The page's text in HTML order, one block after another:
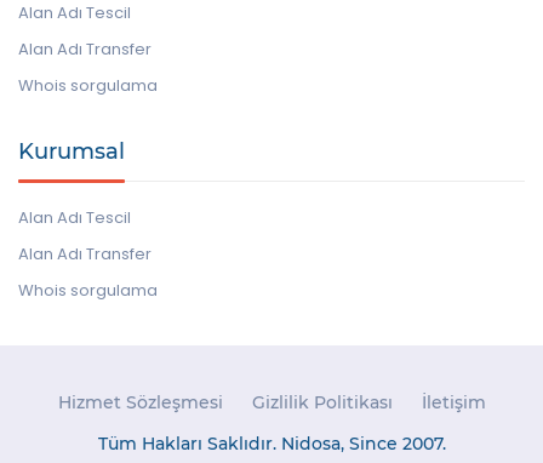
Alan Adı Tescil
Alan Adı Transfer
Whois sorgulama
Kurumsal
Alan Adı Tescil
Alan Adı Transfer
Whois sorgulama
Hizmet Sözleşmesi Gizlilik Politikası
İletişim
Tüm Hakları Saklıdır. Nidosa, Since 2007.